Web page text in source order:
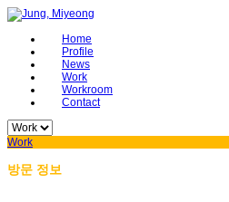
Home
Profile
News
Work
Workroom
Contact
Work
방문 정보